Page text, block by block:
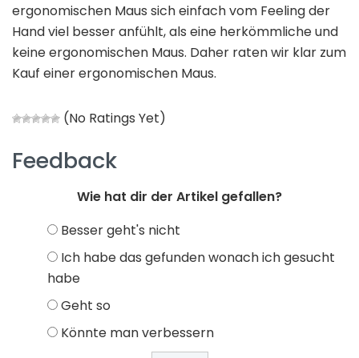
ergonomischen Maus sich einfach vom Feeling der
Hand viel besser anfühlt, als eine herkömmliche und
keine ergonomischen Maus. Daher raten wir klar zum
Kauf einer ergonomischen Maus.
(No Ratings Yet)
Feedback
Wie hat dir der Artikel gefallen?
Besser geht's nicht
Ich habe das gefunden wonach ich gesucht
habe
Geht so
Könnte man verbessern